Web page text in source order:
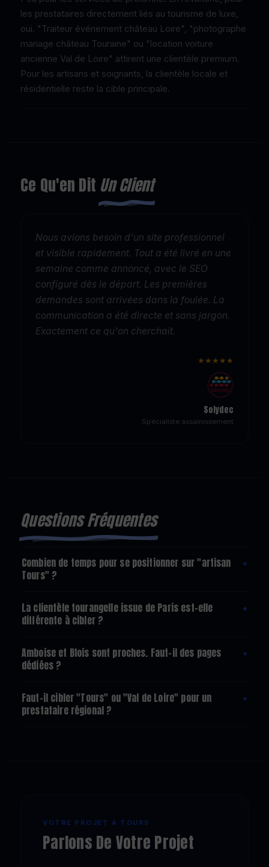
les prestataires directement liés au tourisme de luxe,
oui. "Traiteur événement château Loire", "photographe
mariage château Touraine" ou "location voiture
ancienne Val de Loire" attirent une clientèle premium.
Pour les artisans et soignants, la clientèle locale et
résidentielle reste la cible principale.
Ce Qu'en Dit Un Client
Nous avions besoin d'un site professionnel
et visible rapidement. Tout a été livré en une
semaine comme annoncé, avec le SEO
configuré dès le départ. Les premières
demandes sont arrivées dans la foulée. La
communication a été directe et sans jargon.
Exactement ce qu'on cherchait.
★★★★★
Solydec
Spécialiste assainissement
Questions Fréquentes
Combien de temps pour se positionner sur "artisan
Tours" ?
+
La clientèle tourangelle issue de Paris est-elle
différente à cibler ?
+
Amboise et Blois sont proches. Faut-il des pages
dédiées ?
+
Faut-il cibler "Tours" ou "Val de Loire" pour un
prestataire régional ?
+
VOTRE PROJET À TOURS
Parlons De Votre Projet